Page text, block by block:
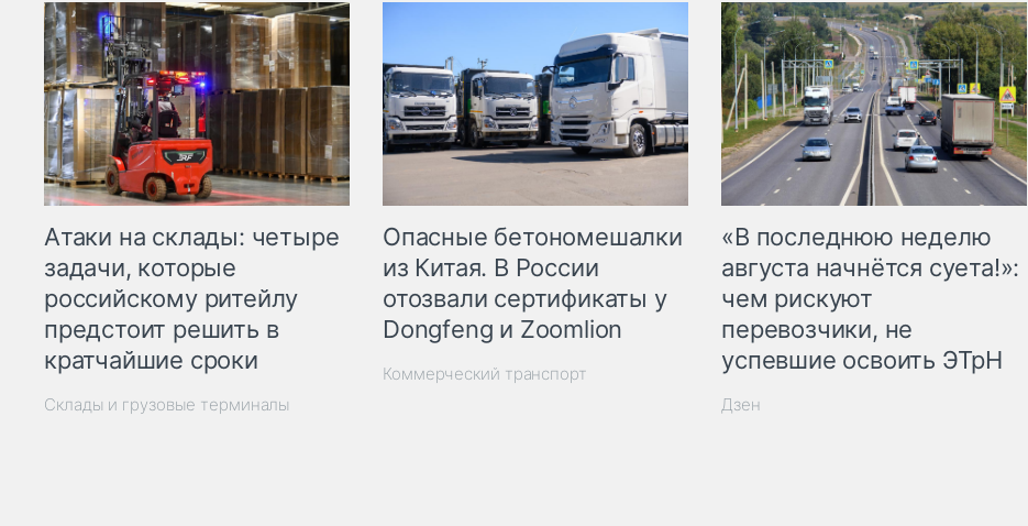
Атаки на склады: четыре
задачи, которые
российскому ритейлу
предстоит решить в
кратчайшие сроки
Склады и грузовые терминалы
Опасные бетономешалки
из Китая. В России
отозвали сертификаты у
Dongfeng и Zoomlion
Коммерческий транспорт
«В последнюю неделю
августа начнётся суета!»:
чем рискуют
перевозчики, не
успевшие освоить ЭТрН
Дзен